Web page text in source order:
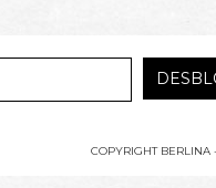
COPYRIGHT BERLINA